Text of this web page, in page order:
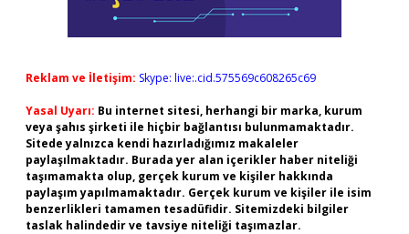
Reklam ve İletişim: Skype: live:.cid.575569c608265c69
Yasal Uyarı: Bu internet sitesi, herhangi bir marka, kurum
veya şahıs şirketi ile hiçbir bağlantısı bulunmamaktadır.
Sitede yalnızca kendi hazırladığımız makaleler
paylaşılmaktadır. Burada yer alan içerikler haber niteliği
taşımamakta olup, gerçek kurum ve kişiler hakkında
paylaşım yapılmamaktadır. Gerçek kurum ve kişiler ile isim
benzerlikleri tamamen tesadüfidir. Sitemizdeki bilgiler
taslak halindedir ve tavsiye niteliği taşımazlar.